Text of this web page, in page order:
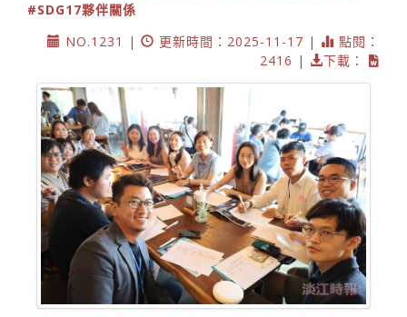
#SDG17夥伴關係
NO.1231 |
更新時間：2025-11-17 |
點閱：
2416 |
下載：